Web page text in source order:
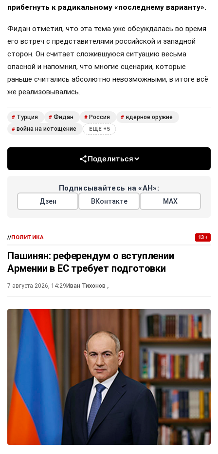
прибегнуть к радикальному «последнему варианту».
Фидан отметил, что эта тема уже обсуждалась во время
его встреч с представителями российской и западной
сторон. Он считает сложившуюся ситуацию весьма
опасной и напомнил, что многие сценарии, которые
раньше считались абсолютно невозможными, в итоге всё
же реализовывались.
# Турция # Фидан # Россия # ядерное оружие
# война на истощение ЕЩЕ +5
Поделиться
Подписывайтесь на «АН»:
Дзен ВКонтакте МАХ
//ПОЛИТИКА 13+
Пашинян: референдум о вступлении
Армении в ЕС требует подготовки
7 августа 2026, 14:29 Иван Тихонов ,